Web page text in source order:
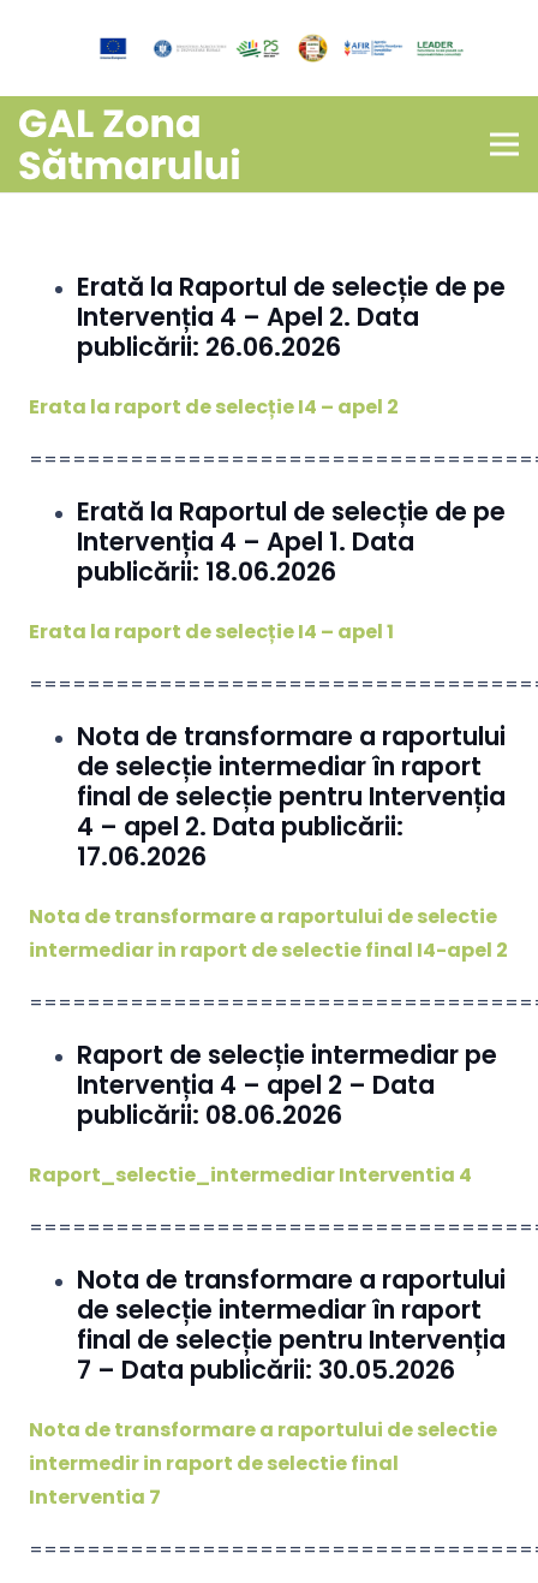
Erată la Raportul de selecție de pe
Intervenția 4 – Apel 2. Data
publicării: 26.06.2026
Erata la raport de selecție I4 – apel 2
Erată la Raportul de selecție de pe
Intervenția 4 – Apel 1. Data
publicării: 18.06.2026
Erata la raport de selecție I4 – apel 1
Nota de transformare a raportului
de selecție intermediar în raport
final de selecție pentru Intervenția
4 – apel 2. Data publicării:
17.06.2026
Nota de transformare a raportului de selectie
intermediar in raport de selectie final I4-apel 2
Raport de selecție intermediar pe
Intervenția 4 – apel 2 – Data
publicării: 08.06.2026
Raport_selectie_intermediar Interventia 4
Nota de transformare a raportului
de selecție intermediar în raport
final de selecție pentru Intervenția
7 – Data publicării: 30.05.2026
Nota de transformare a raportului de selectie
intermedir in raport de selectie final
Interventia 7